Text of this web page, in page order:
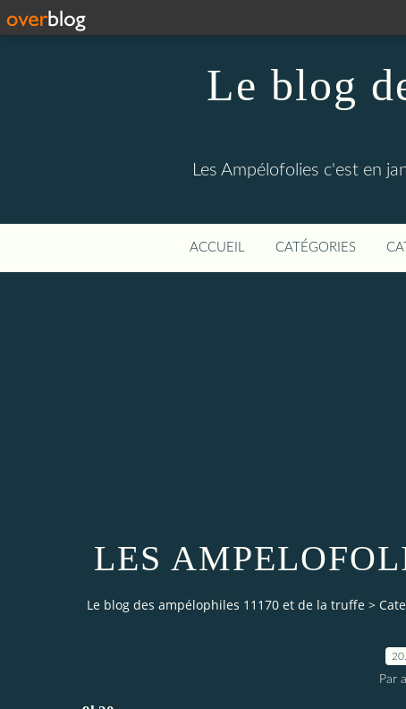
Le blog
Les Ampélofolies c'est en
ACCUEIL CATÉGORIES
LES
Le blog des ampélophiles 11170 et de la truffe >
Par